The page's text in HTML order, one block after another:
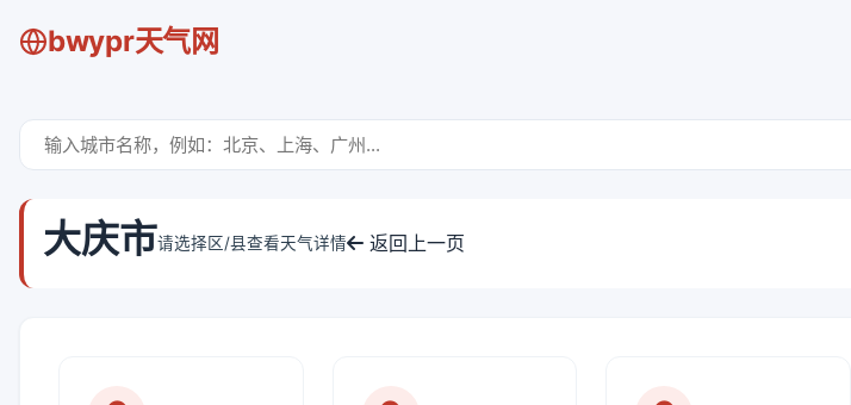
bwypr天气网
大庆市请选择区/县查看天气详情 返回上一页